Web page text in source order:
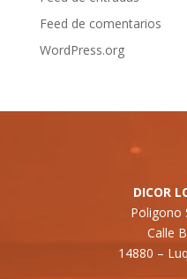
Feed de comentarios
WordPress.org
DICOR
Poligono
Calle
14880 –